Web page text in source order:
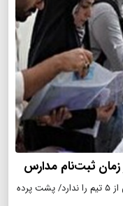
ثبت‌نام مدارس
علی عسگری: لیگ ایران پتانسیل برگزاری بیش از ۵ تیم را ندارد/ پشت پرده